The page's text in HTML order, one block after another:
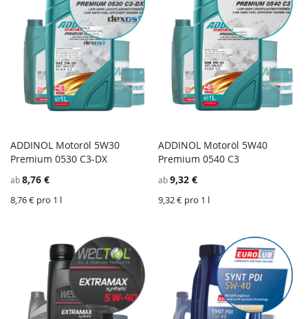
In den Einkaufswagen
ZU
HINZUFÜGEN
VERGLEICHSLISTE
HINZUFÜGEN
ADDINOL Motoröl 5W30
Premium 0530 C3-DX
ab8,76 €
8,76 € pro 1 l
In den Einkaufswagen
ADDINOL Motoröl 5W40
Premium 0540 C3
ab 9,32 €
9,32 € pro 1 l